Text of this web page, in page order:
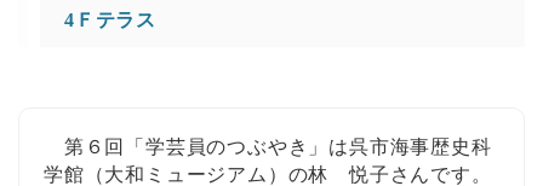
4Ｆテラス
第６回「学芸員のつぶやき」は呉市海事歴史科
学館（大和ミュージアム） の林 悦子 さんです。